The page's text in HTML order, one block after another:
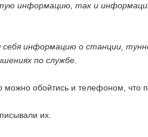
информацию, так и
информацию о станции,
по службе.
обойтись и телефоном, что
их.